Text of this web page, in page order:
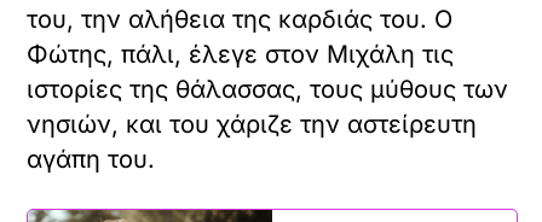
του, την αλήθεια της καρδιάς του. Ο
Φώτης, πάλι, έλεγε στον Μιχάλη τις
ιστορίες της θάλασσας, τους μύθους των
νησιών, και του χάριζε την αστείρευτη
αγάπη του.